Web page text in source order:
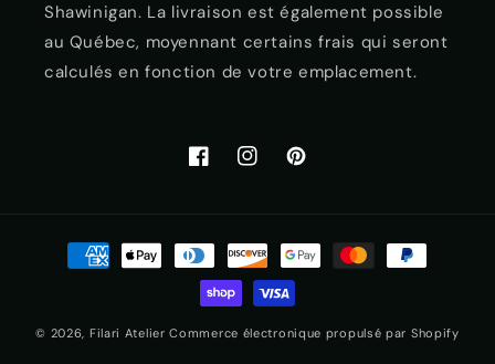
Shawinigan. La livraison est également possible
au Québec, moyennant certains frais qui seront
calculés en fonction de votre emplacement.
FacebookInstagramPinterest
Moyens
© 2026, Filari Atelier Commerce électronique propulsé par Shopify